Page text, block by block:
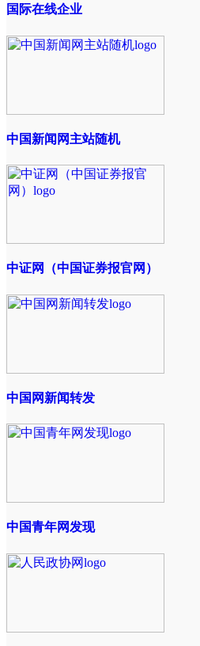
国际在线企业
中国新闻网主站随机
中证网（中国证券报官网）
中国网新闻转发
中国青年网发现